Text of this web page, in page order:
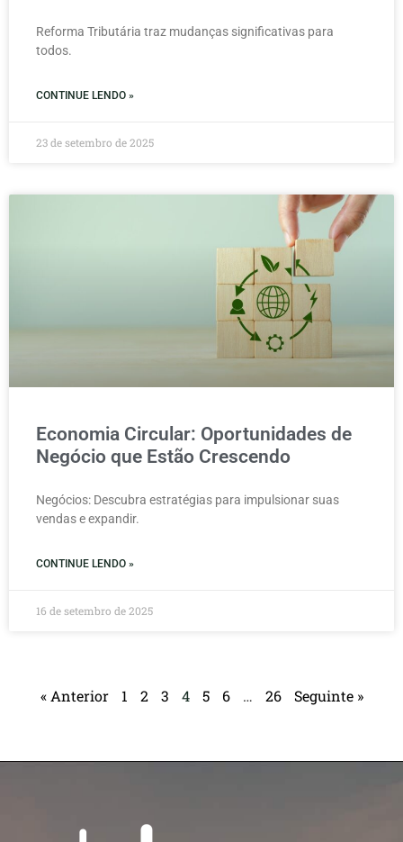
Reforma Tributária traz mudanças significativas para
todos.
CONTINUE LENDO »
23 de setembro de 2025
Economia Circular: Oportunidades de
Negócio que Estão Crescendo
Negócios: Descubra estratégias para impulsionar suas
vendas e expandir.
CONTINUE LENDO »
16 de setembro de 2025
« Anterior 1 2 3 4 5 6 … 26 Seguinte »